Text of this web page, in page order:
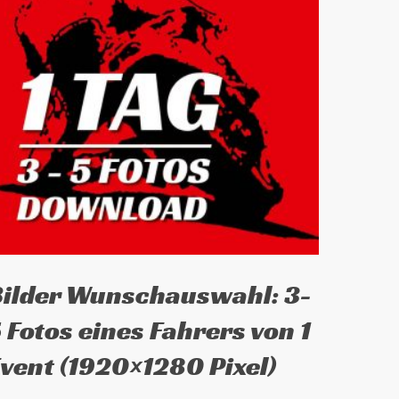
Wunschauswahl: 3-
Fotos eines Fahrers von 1
(1920×1280 Pixel)